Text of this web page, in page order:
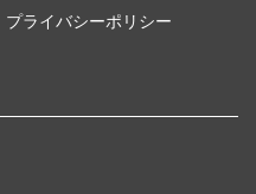
プライバシーポリシー